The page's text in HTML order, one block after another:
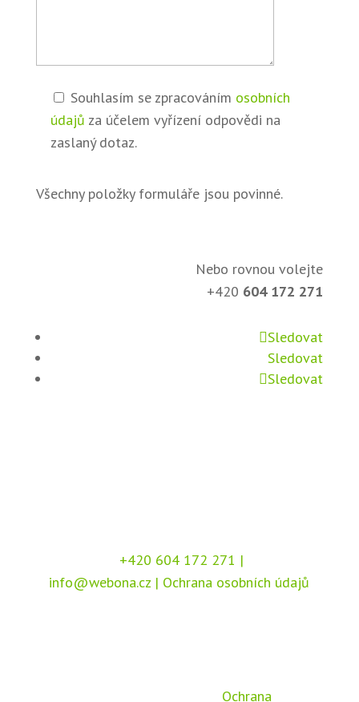
Souhlasím se zpracováním osobních
údajů za účelem vyřízení odpovědi na
zaslaný dotaz.
Všechny položky formuláře jsou povinné.
Nebo rovnou volejte
+420 604 172 271
Sledovat
Sledovat
Sledovat
+420 604 172 271 |
info@webona.cz | Ochrana osobních údajů
Ochrana